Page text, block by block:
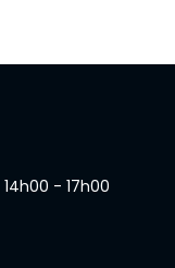
- 17h00